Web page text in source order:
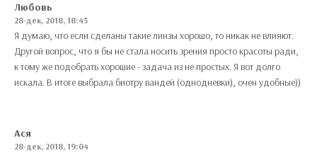
Любовь
28-дек, 2018, 18:45
Я думаю, что если сделаны такие линзы хорошо, то никак не влияют.
Другой вопрос, что я бы не стала носить зрения просто красоты ради,
к тому же подобрать хорошие - задача из не простых. Я вот долго
искала. В итоге выбрала биотру вандей (однодневки), очен удобные))
Ася
28-дек, 2018, 19:04